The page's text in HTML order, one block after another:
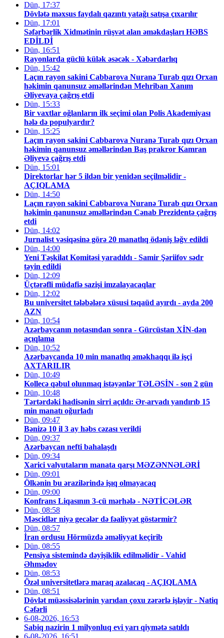
Dün, 17:37
Dövlətə məxsus faydalı qazıntı yatağı satışa çıxarılır
Dün, 17:01
Səfərbərlik Xidmətinin rüşvət alan əməkdaşları HƏBS
EDİLDİ
Dün, 16:51
Rayonlarda güclü külək əsəcək - Xəbərdarlıq
Dün, 15:42
Laçın rayon sakini Cabbarova Nuranə Turab qızı Orxan
həkimin qanunsuz əməllərindən Mehriban Xanım
Əliyevaya çağrış etdi
Dün, 15:33
Bir vaxtlar oğlanların ilk seçimi olan Polis Akademiyası
hələ də populyardır?
Dün, 15:25
Laçın rayon sakini Cabbarova Nuranə Turab qızı Orxan
həkimin qanunsuz əməllərindən Baş prakror Kamran
Əliyevə çağrış etdi
Dün, 15:01
Direktorlar hər 5 ildən bir yenidən seçilməlidir -
AÇIQLAMA
Dün, 14:50
Laçın rayon sakini Cabbarova Nuranə Turab qızı Orxan
həkimin qanunsuz əməllərindən Cənab Prezidentə çağrış
etdi
Dün, 14:02
Jurnalist vəsiqəsinə görə 20 manatlıq ödəniş ləğv edildi
Dün, 14:00
Yeni Təşkilat Komitəsi yaradıldı - Samir Şəriifov sədr
təyin edildi
Dün, 12:09
Üçtərəfli müdafiə sazişi imzalayacaqlar
Dün, 12:02
Bu universitet tələbələrə xüsusi təqaüd ayırdı - ayda 200
AZN
Dün, 10:54
Azərbaycanın notasından sonra - Gürcüstan XİN-dən
açıqlama
Dün, 10:52
Azərbaycanda 10 min manatlıq əməkhaqqı ilə işçi
AXTARILIR
Dün, 10:49
Kollecə qəbul olunmaq istəyənlər TƏLƏSİN - son 2 gün
Dün, 10:48
Tərtərdəki hadisənin sirri açıldı: Ər-arvadı yandırıb 15
min manatı oğurladı
Dün, 09:47
Bənizə 10 il 3 ay həbs cəzası verildi
Dün, 09:37
Azərbaycan nefti bahalaşdı
Dün, 09:34
Xarici valyutaların manata qarşı MƏZƏNNƏLƏRİ
Dün, 09:01
Ölkənin bu ərazilərində işıq olmayacaq
Dün, 09:00
Konfrans Liqasının 3-cü mərhələ - NƏTİCƏLƏR
Dün, 08:58
Məscidlər niyə gecələr də fəaliyyət göstərmir?
Dün, 08:57
İran ordusu Hörmüzdə əməliyyat keçirib
Dün, 08:55
Pensiya sistemində dəyişiklik edilməlidir - Vahid
Əhmədov
Dün, 08:53
Özəl universitetlərə maraq azalacaq - AÇIQLAMA
Dün, 08:51
Dövlət müəssisələrinin yarıdan çoxu zərərlə işləyir - Natiq
Cəfərli
6-08-2026, 16:53
Sabiq nazirin 1 milyonluq evi yarı qiymətə satıldı